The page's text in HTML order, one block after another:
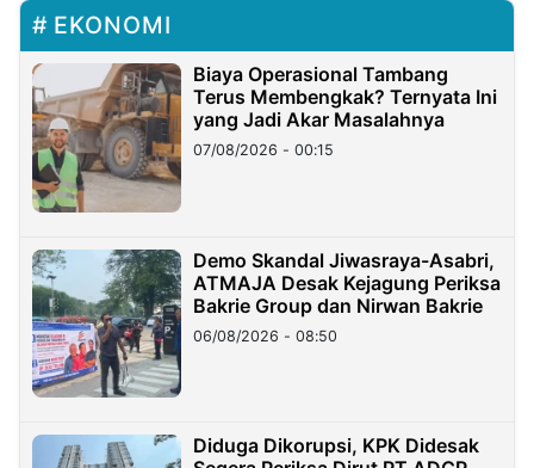
EKONOMI
Biaya Operasional Tambang
Terus Membengkak? Ternyata Ini
yang Jadi Akar Masalahnya
07/08/2026 - 00:15
Demo Skandal Jiwasraya-Asabri,
ATMAJA Desak Kejagung Periksa
Bakrie Group dan Nirwan Bakrie
06/08/2026 - 08:50
Diduga Dikorupsi, KPK Didesak